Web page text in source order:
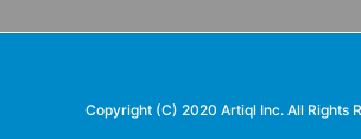
Copyright (C) 2020 Artiql Inc. All Rights